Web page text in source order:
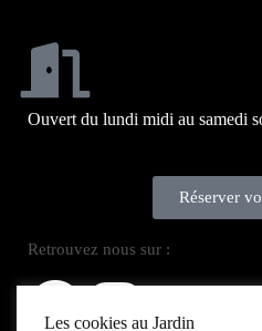
Ouvert du lundi midi au samedi
Réserver
Retrouvez nous sur :
Les cookies au Jardin